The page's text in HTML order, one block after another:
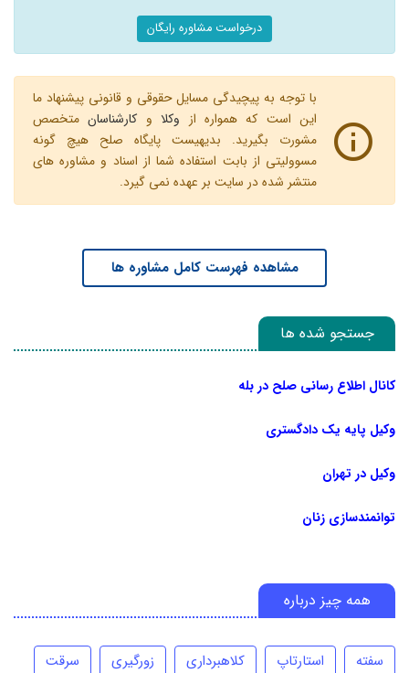
درخواست مشاوره رایگان
با توجه به پیچیدگی مسایل حقوقی و قانونی پیشنهاد ما
این است که همواره از وکلاو کارشناسانمتخصص
مشورت بگیرید. بدیهیست پایگاه صلح هیچ گونه
مسوولیتی از بابت استفاده شما از اسناد و مشاوره های
منتشر شده در سایت بر عهده نمی گیرد.
مشاهده فهرست کامل مشاوره ها
جستجو شده ها
کانال اطلاع رسانی صلح در بله
وکیل پایه یک دادگستری
وکیل در تهران
توانمندسازی زنان
همه چیز درباره
سفته استارتاپ کلاهبرداری زورگیری
سرقت